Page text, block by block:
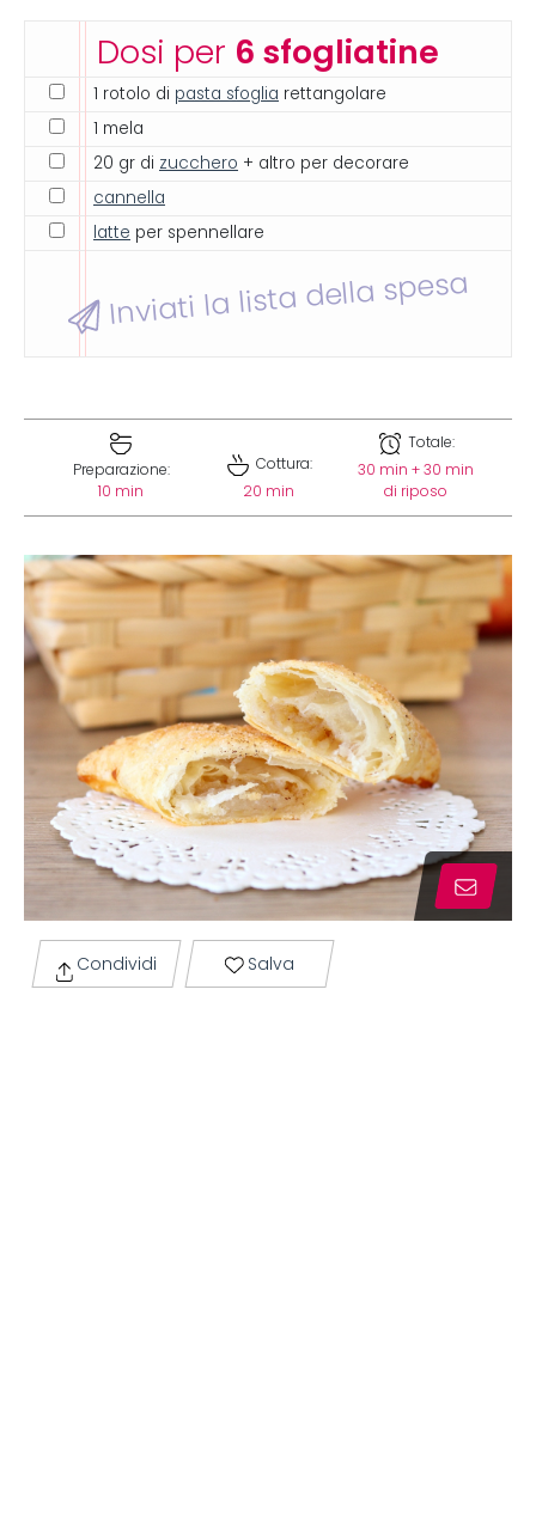
Dosi per 6 sfogliatine
1 rotolo di pasta sfoglia rettangolare
1 mela
20 gr di zucchero + altro per decorare
cannella
latte per spennellare
Inviati la lista della spesa
Preparazione:
10 min
Cottura:
20 min
Totale:
30 min + 30 min
di riposo
Condividi Salva